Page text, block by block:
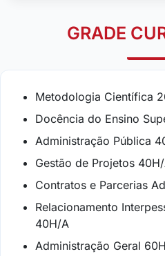
GRADE
Metodologia Científica
Docência do Ensino
Administração Pública
Gestão de Projetos
Contratos e Parcerias
Relacionamento
40H/A
Administração Geral